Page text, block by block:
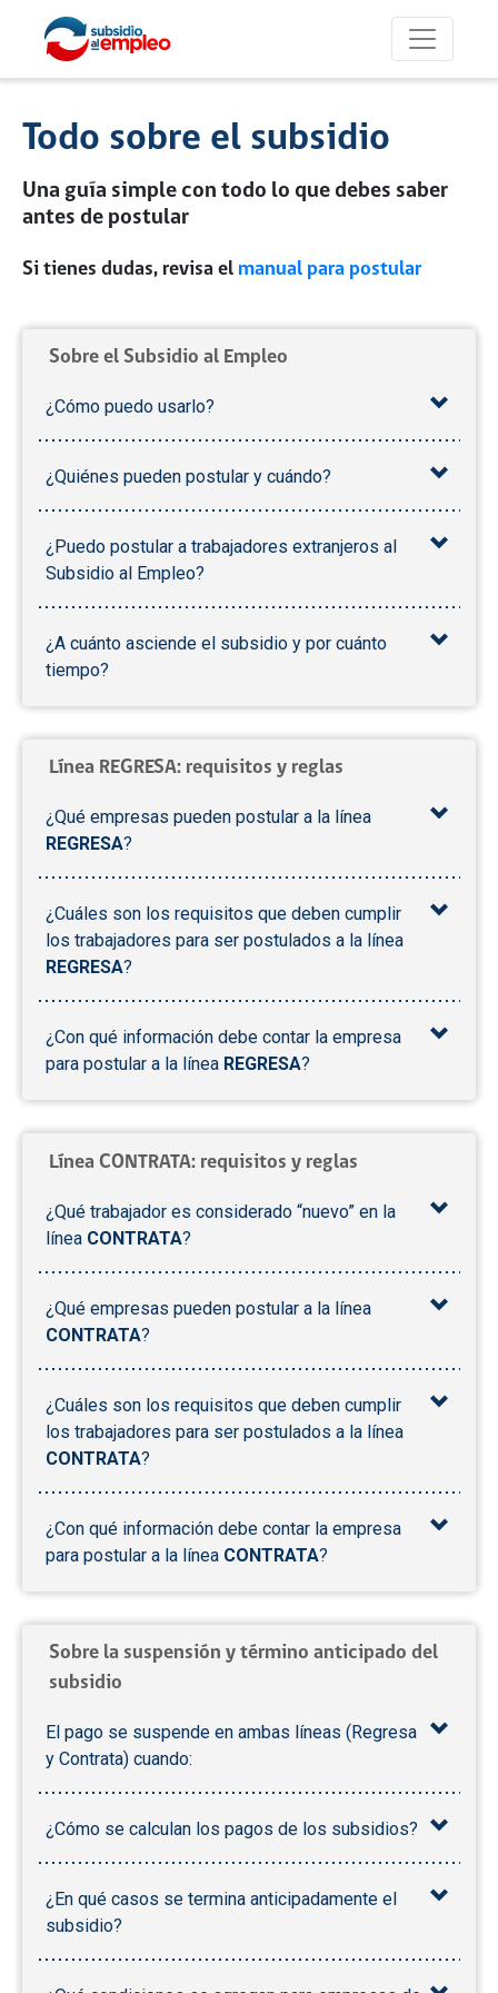
Todo sobre el subsidio
Una guía simple con todo lo que debes saber
antes de postular
Si tienes dudas, revisa el manual para postular
Sobre el Subsidio al Empleo
¿Cómo puedo usarlo?
¿Quiénes pueden postular y cuándo?
¿Puedo postular a trabajadores extranjeros al
Subsidio al Empleo?
¿A cuánto asciende el subsidio y por cuánto
tiempo?
Línea REGRESA: requisitos y reglas
¿Qué empresas pueden postular a la línea
REGRESA?
¿Cuáles son los requisitos que deben cumplir
los trabajadores para ser postulados a la línea
REGRESA?
¿Con qué información debe contar la empresa
para postular a la línea REGRESA?
LíneaCONTRATA: requisitos y reglas
¿Qué trabajador es considerado “nuevo” en la
línea CONTRATA?
¿Qué empresas pueden postular a la línea
CONTRATA?
¿Cuáles son los requisitos que deben cumplir
los trabajadores para ser postulados a la línea
CONTRATA?
¿Con qué información debe contar la empresa
para postular a la línea CONTRATA?
Sobre la suspensión y término anticipado del
subsidio
El pago se suspende en ambas líneas (Regresa
y Contrata) cuando:
¿Cómo se calculan los pagos de los subsidios?
¿En qué casos se termina anticipadamente el
subsidio?